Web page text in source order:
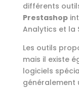
différents
Prestashop
Analytics et la
Les outils
mais il existe
logiciels
généralement